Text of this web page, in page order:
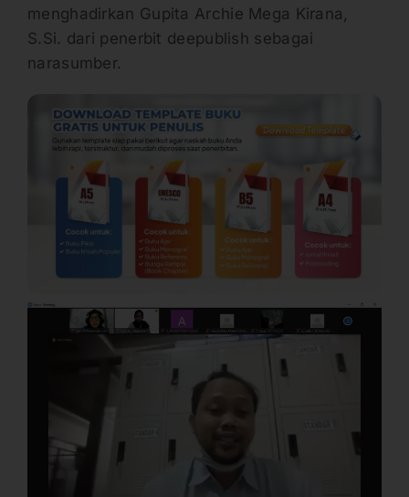
menghadirkan Gupita Archie Mega Kirana,
S.Si. dari penerbit deepublish sebagai
narasumber.